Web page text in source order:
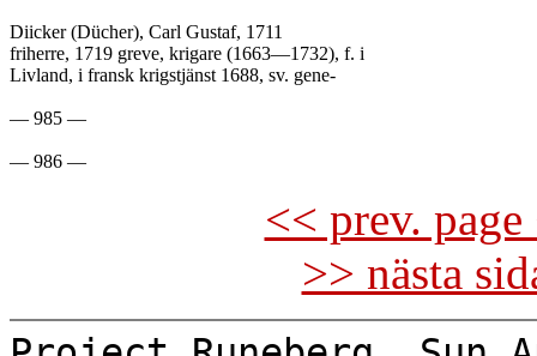
Diicker (Dücher), Carl Gustaf, 1711
friherre, 1719 greve, krigare (1663—1732), f. i
Livland, i fransk krigstjänst 1688, sv. gene-
— 985 —
<< prev.
>> nästa